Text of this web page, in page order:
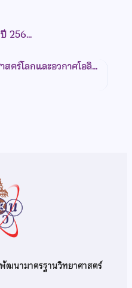
256…
ตร์โลกและอวกาศโอลิ…
ฒนามาตรฐานวิทยาศาสตร์